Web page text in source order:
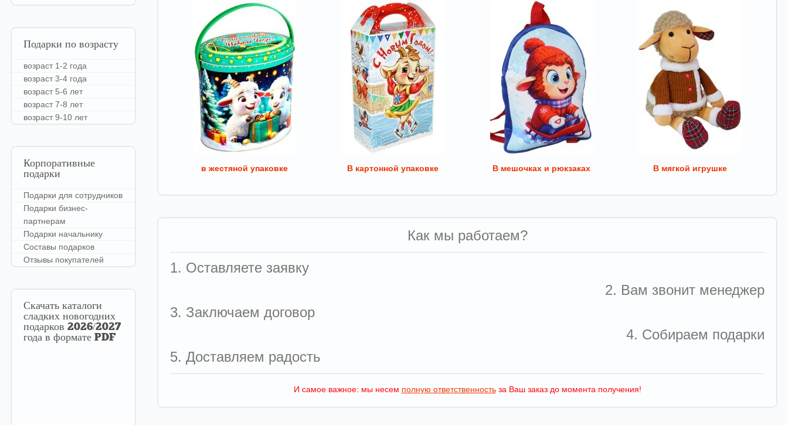
в жестяной упаковке В картонной упаковке В мешочках и рюкзаках В мягкой игрушке
Как мы работаем?
1. Оставляете заявку
2. Вам звонит менеджер
3. Заключаем договор
4. Собираем подарки
5. Доставляем радость
И самое важное: мы несем полную ответственностьза Ваш заказ до момента получения!
Подарки по возрасту
возраст 1-2 года
возраст 3-4 года
возраст 5-6 лет
возраст 7-8 лет
возраст 9-10 лет
Корпоративные
подарки
Подарки для сотрудников
Подарки бизнес-
партнерам
Подарки начальнику
Составы подарков
Отзывы покупателей
Скачать каталоги
сладких новогодних
подарков 2026/2027
года в формате PDF